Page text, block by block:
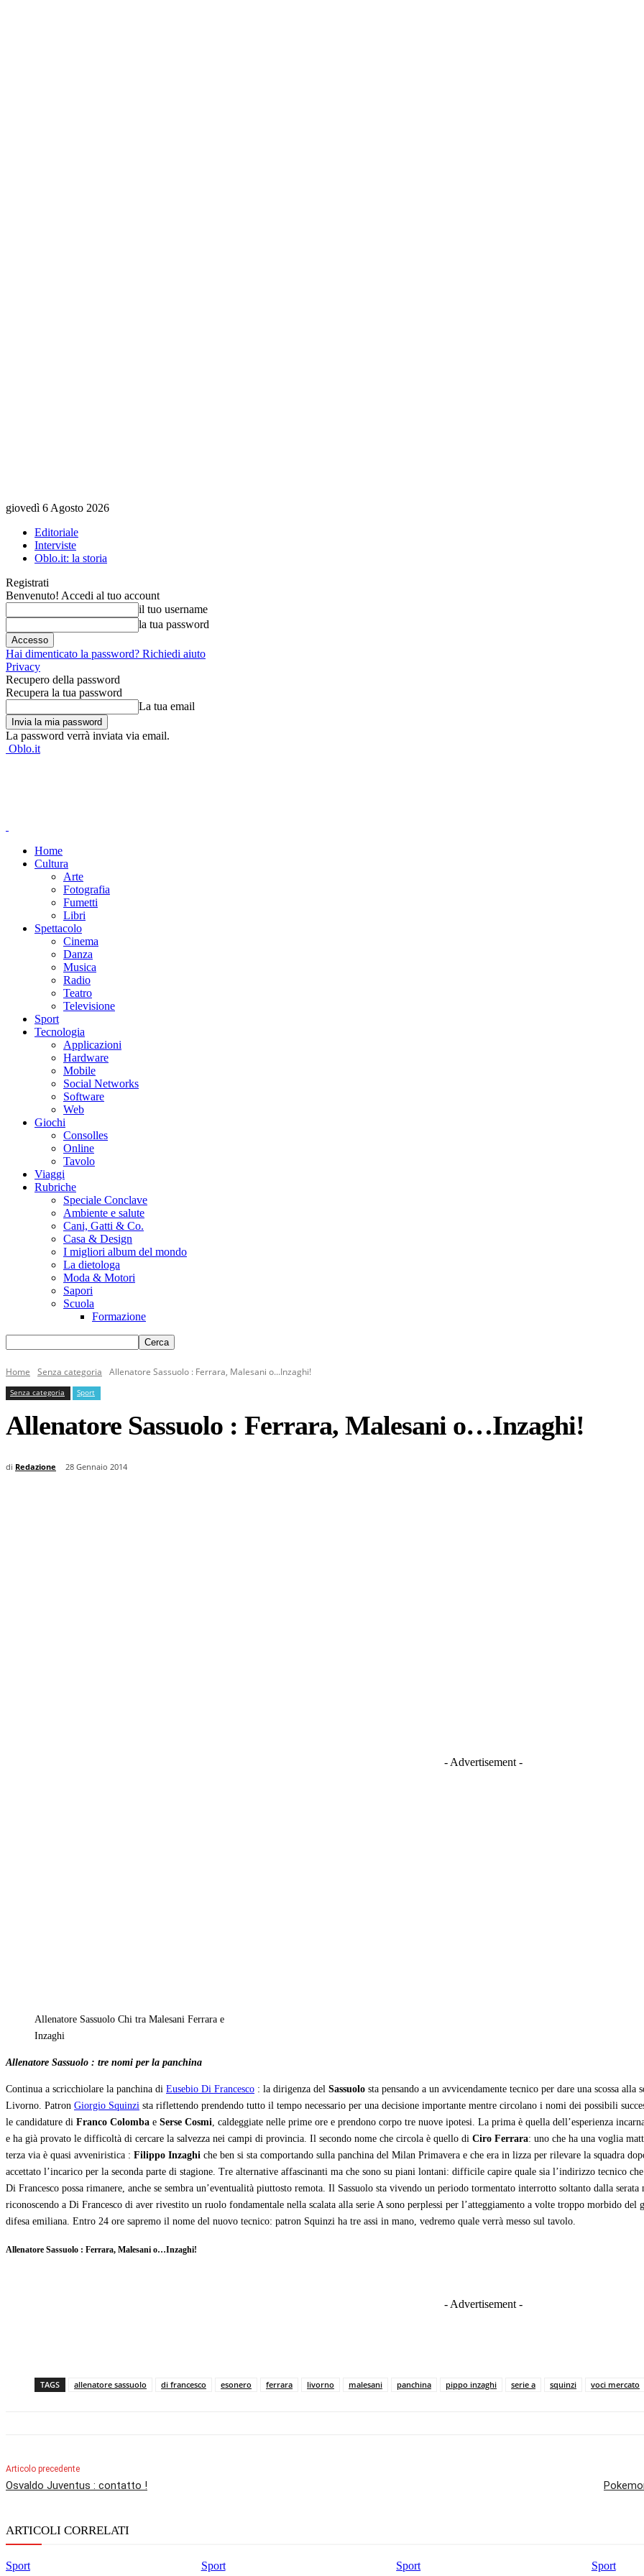
giovedì 6 Agosto 2026
Editoriale
Interviste
Oblo.it: la storia
Registrati
Benvenuto! Accedi al tuo account
il tuo username
la tua password
Hai dimenticato la password? Richiedi aiuto
Privacy
Recupero della password
Recupera la tua password
La tua email
La password verrà inviata via email.
Oblo.it
Home
Cultura
Arte
Fotografia
Fumetti
Libri
Spettacolo
Cinema
Danza
Musica
Radio
Teatro
Televisione
Sport
Tecnologia
Applicazioni
Hardware
Mobile
Social Networks
Software
Web
Giochi
Consolles
Online
Tavolo
Viaggi
Rubriche
Speciale Conclave
Ambiente e salute
Cani, Gatti & Co.
Casa & Design
I migliori album del mondo
La dietologa
Moda & Motori
Sapori
Scuola
Formazione
Home Senza categoria Allenatore Sassuolo : Ferrara, Malesani o...Inzaghi!
Senza categoria Sport
Allenatore Sassuolo : Ferrara, Malesani o…Inzaghi!
di Redazione 28 Gennaio 2014
- Advertisement -
Allenatore Sassuolo Chi tra Malesani Ferrara e
Inzaghi
Allenatore Sassuolo : tre nomi per la panchina
Continua a scricchiolare la panchina di Eusebio Di Francesco : la dirigenza del Sassuolo sta pensando a un avvicendamente tecnico per dare una scossa
Livorno. Patron Giorgio Squinzi sta riflettendo prendendo tutto il tempo necessario per una decisione importante mentre circolano i nomi dei possibili
le candidature di Franco Colomba e Serse Cosmi, caldeggiate nelle prime ore e prendono corpo tre nuove ipotesi. La prima è quella dell’esperienza
e ha già provato le difficoltà di cercare la salvezza nei campi di provincia. Il secondo nome che circola è quello di Ciro Ferrara: uno che ha una voglia
terza via è quasi avveniristica : Filippo Inzaghi che ben si sta comportando sulla panchina del Milan Primavera e che era in lizza per rilevare la squadra
accettato l’incarico per la seconda parte di stagione. Tre alternative affascinanti ma che sono su piani lontani: difficile capire quale sia l’indirizzo tecnico
Di Francesco possa rimanere, anche se sembra un’eventualità piuttosto remota. Il Sassuolo sta vivendo un periodo tormentato interrotto soltanto dalla
riconoscendo a Di Francesco di aver rivestito un ruolo fondamentale nella scalata alla serie A sono perplessi per l’atteggiamento a volte troppo morbido
difesa emiliana. Entro 24 ore sapremo il nome del nuovo tecnico: patron Squinzi ha tre assi in mano, vedremo quale verrà messo sul tavolo.
Allenatore Sassuolo : Ferrara, Malesani o…Inzaghi!
- Advertisement -
TAGS allenatore sassuolo di francesco esonero ferrara livorno malesani panchina pippo inzaghi serie a squinzi voci mercato
Articolo precedente
Osvaldo Juventus : contatto !
ARTICOLI CORRELATI
Sport Sport Sport Sport